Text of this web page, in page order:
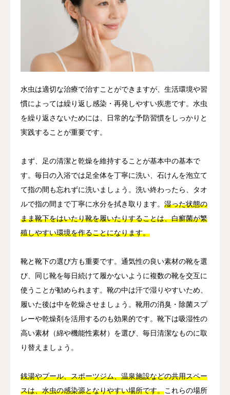
水虫は適切な治療で治すことができますが、生活環境や習
慣によっては繰り返し感染・再発しやすい疾患です。水虫
を繰り返さないためには、日常的な予防習慣をしっかりと
実践することが重要です。
まず、足の清潔と乾燥を維持することが基本中の基本で
す。毎日の入浴では足全体を丁寧に洗い、石けんを泡立て
て指の間も忘れずに洗いましょう。洗い終わったら、タオ
ルで指の間まで丁寧に水分を拭き取ります。 湿った状態の
まま靴下をはいたり靴を履いたりすることは、白癬菌が繁
殖しやすい環境を作ることになります。
靴と靴下の選び方も重要です。通気性の良い素材の靴を選
び、同じ靴を毎日続けて履かないように複数の靴を交互に
使うことが勧められます。靴の中は汗で湿りやすいため、
履いた後は中を乾燥させましょう。靴用の消臭・除菌スプ
レーや乾燥剤を活用するのも効果的です。靴下は吸湿性の
高い素材（綿や機能性素材）を選び、毎日清潔なものに取
り替えましょう。
銭湯やプール、スポーツジム、温泉施設などの共用スペー
スは、水虫の感染源となりやすい場所です。これらの場所